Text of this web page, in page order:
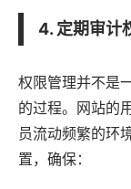
4. 定期审计
权限管理并不是
的过程。网站的
员流动频繁的环
置，确保：